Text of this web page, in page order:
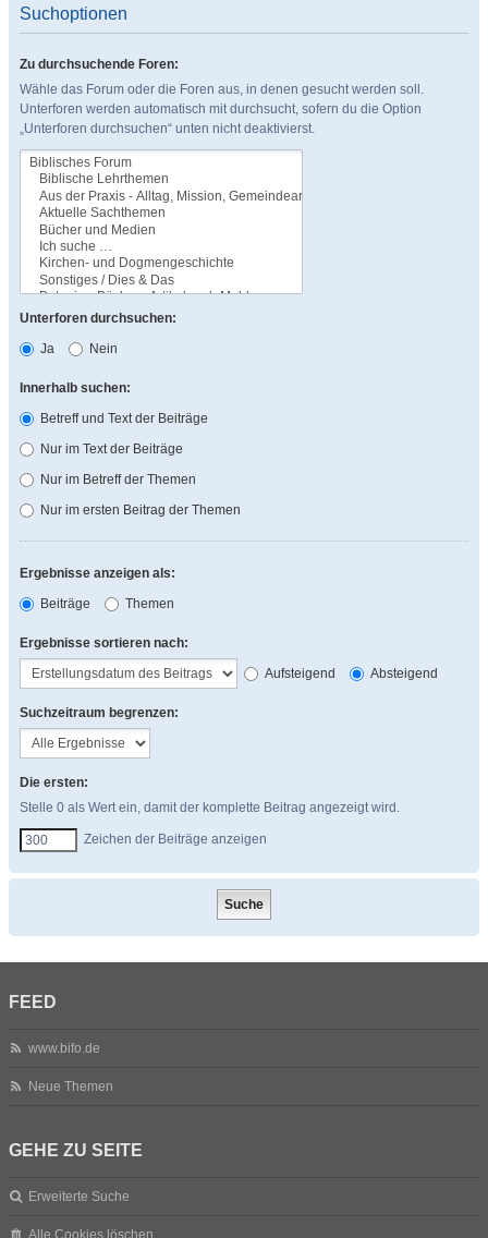
Suchoptionen
Zu durchsuchende Foren:
Wähle das Forum oder die Foren aus, in denen gesucht werden soll.
Unterforen werden automatisch mit durchsucht, sofern du die Option
„Unterforen durchsuchen“ unten nicht deaktivierst.
Unterforen durchsuchen:
Ja
Nein
Innerhalb suchen:
Betreff und Text der Beiträge
Nur im Text der Beiträge
Nur im Betreff der Themen
Nur im ersten Beitrag der Themen
Ergebnisse anzeigen als:
Beiträge
Themen
Ergebnisse sortieren nach:
Aufsteigend
Absteigend
Suchzeitraum begrenzen:
Die ersten:
Stelle 0 als Wert ein, damit der komplette Beitrag angezeigt wird.
Zeichen der Beiträge anzeigen
FEED
www.bifo.de
Neue Themen
GEHE ZU SEITE
Erweiterte Suche
Alle Cookies löschen